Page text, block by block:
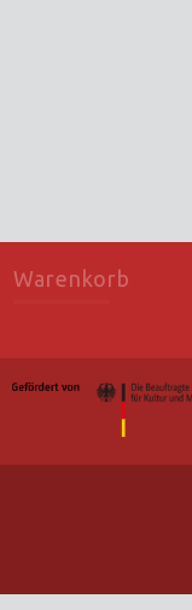
Warenkorb